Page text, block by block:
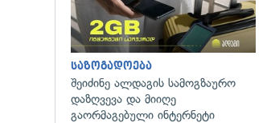
საზოგადოება
შეიძინე ალდაგის სამოგზაურო
დაზღვევა და მიიღე
გაორმაგებული ინტერნეტი